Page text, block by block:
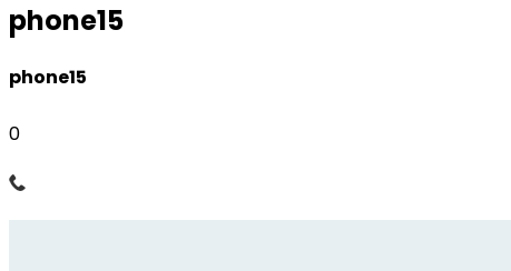
phone15
phone15
0